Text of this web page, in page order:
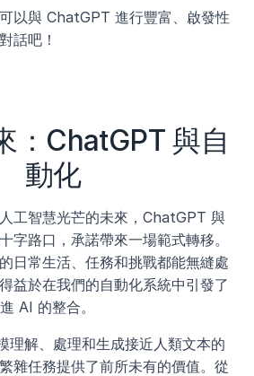
以與 ChatGPT 進行豐富、啟發性
話吧！
：ChatGPT 與自
動化
工智慧光芒的未來，ChatGPT 與
字路口，承諾帶來一場範式轉移。
日常生活、任務和挑戰都能無縫處
益於在我們的自動化系統中引發了
AI 的整合。
理解、處理和生成接近人類文本的
雜任務提供了前所未有的價值。從